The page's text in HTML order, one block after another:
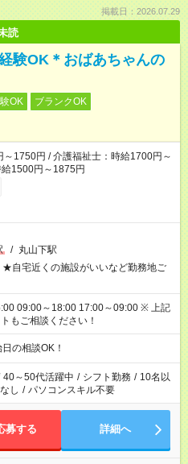
掲載日：2026.07.29
読
験OK＊おばあちゃんの
OK
ブランクOK
1750円 / 介護福祉士：時給1700円～
1500円～1875円
/ 丸山下駅
自宅近くの施設がいいなど勤務地ご
09:00～18:00 17:00～09:00 ※ 上記
もご相談ください！
の相談OK！
40～50代活躍中 / シフト勤務 / 10名以
し / パソコンスキル不要
募する 詳細へ